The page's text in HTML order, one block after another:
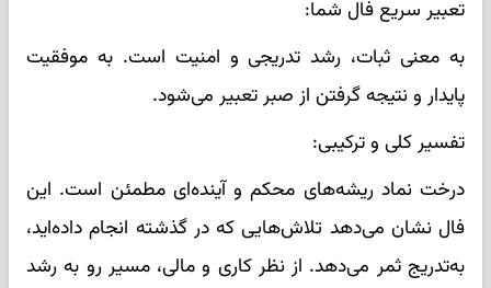
تعبیر سریع فال شما:
به معنی ثبات، رشد تدریجی و امنیت است. به موفقیت
پایدار و نتیجه گرفتن از صبر تعبیر می‌شود.
تفسیر کلی و ترکیبی:
درخت نماد ریشه‌های محکم و آینده‌ای مطمئن است. این
فال نشان می‌دهد تلاش‌هایی که در گذشته انجام داده‌اید،
به‌تدریج ثمر می‌دهد. از نظر کاری و مالی، مسیر رو به رشد